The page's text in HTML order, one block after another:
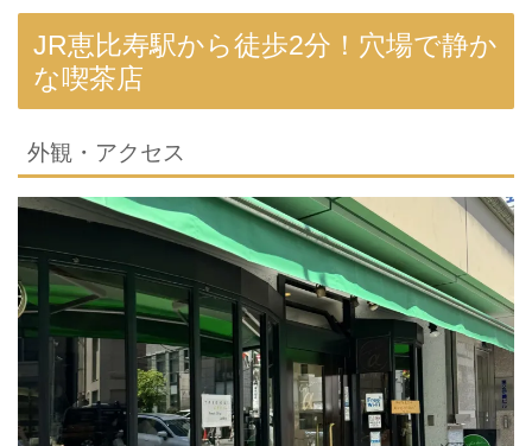
JR恵比寿駅から徒歩2分！穴場で静か
な喫茶店
外観・アクセス